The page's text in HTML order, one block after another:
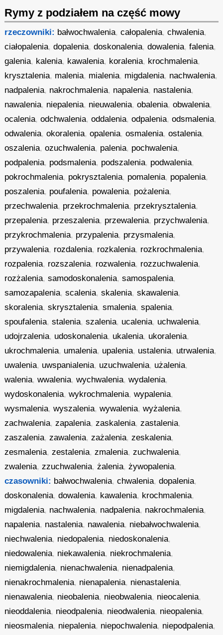
Rymy z podziałem na część mowy
rzeczowniki: bałwochwalenia,całopalenia,chwalenia,
ciałopalenia,dopalenia,doskonalenia,dowalenia,falenia,
galenia, kalenia, kawalenia, koralenia, krochmalenia,
krysztalenia, malenia, mialenia, migdalenia, nachwalenia,
nadpalenia, nakrochmalenia, napalenia, nastalenia,
nawalenia, niepalenia, nieuwalenia,obalenia,obwalenia,
ocalenia,odchwalenia,oddalenia,odpalenia,odsmalenia,
odwalenia,okoralenia,opalenia,osmalenia,ostalenia,
oszalenia,ozuchwalenia, palenia, pochwalenia,
podpalenia, podsmalenia, podszalenia, podwalenia,
pokrochmalenia, pokrysztalenia, pomalenia, popalenia,
poszalenia, poufalenia, powalenia, pożalenia,
przechwalenia, przekrochmalenia, przekrysztalenia,
przepalenia, przeszalenia, przewalenia, przychwalenia,
przykrochmalenia, przypalenia, przysmalenia,
przywalenia, rozdalenia, rozkalenia, rozkrochmalenia,
rozpalenia, rozszalenia, rozwalenia, rozzuchwalenia,
rozżalenia,samodoskonalenia,samospalenia,
samozapalenia,scalenia,skalenia,skawalenia,
skoralenia,skrysztalenia,smalenia,spalenia,
spoufalenia,stalenia,szalenia, ucalenia, uchwalenia,
udojrzalenia, udoskonalenia, ukalenia, ukoralenia,
ukrochmalenia, umalenia, upalenia, ustalenia, utrwalenia,
uwalenia, uwspanialenia, uzuchwalenia, użalenia,
walenia,wwalenia,wychwalenia,wydalenia,
wydoskonalenia,wykrochmalenia,wypalenia,
wysmalenia,wyszalenia,wywalenia,wyżalenia,
zachwalenia,zapalenia,zaskalenia,zastalenia,
zaszalenia,zawalenia,zażalenia,zeskalenia,
zesmalenia,zestalenia,zmalenia,zuchwalenia,
zwalenia,zzuchwalenia,żalenia,żywopalenia,
czasowniki: bałwochwalenia,chwalenia,dopalenia,
doskonalenia,dowalenia, kawalenia, krochmalenia,
migdalenia, nachwalenia, nadpalenia, nakrochmalenia,
napalenia, nastalenia, nawalenia, niebałwochwalenia,
niechwalenia, niedopalenia, niedoskonalenia,
niedowalenia, niekawalenia, niekrochmalenia,
niemigdalenia, nienachwalenia, nienadpalenia,
nienakrochmalenia, nienapalenia, nienastalenia,
nienawalenia, nieobalenia, nieobwalenia, nieocalenia,
nieoddalenia, nieodpalenia, nieodwalenia, nieopalenia,
nieosmalenia, niepalenia, niepochwalenia, niepodpalenia,